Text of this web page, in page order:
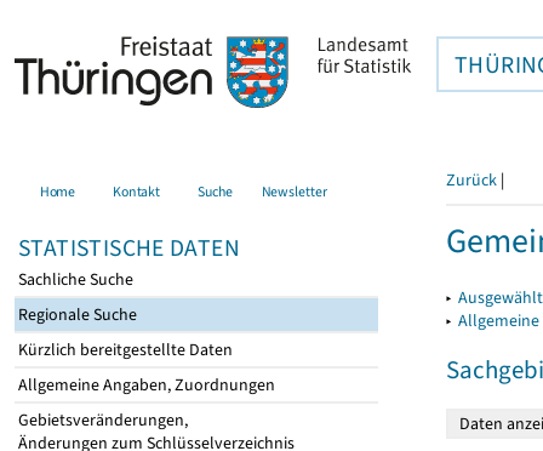
Home Kontakt Suche Newsletter
STATISTISCHE DATEN
Sachliche Suche
Regionale Suche
Kürzlich bereitgestellte Daten
Allgemeine Angaben, Zuordnungen
Gebietsveränderungen,
Änderungen zum Schlüsselverzeichnis
Zurück |
▸
▸